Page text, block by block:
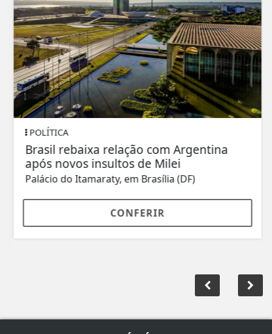
POLÍTICA
Brasil rebaixa relação com Argentina
após novos insultos de Milei
Palácio do Itamaraty, em Brasília (DF)
CONFERIR